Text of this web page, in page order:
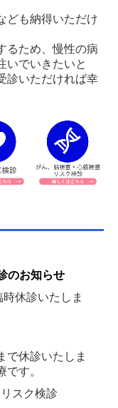
ども納得いただけ
るため、慢性の病
いでいきたいと
診いただければ幸
のお知らせ
休診いたしま
で休診いたしま
す。
スク検診